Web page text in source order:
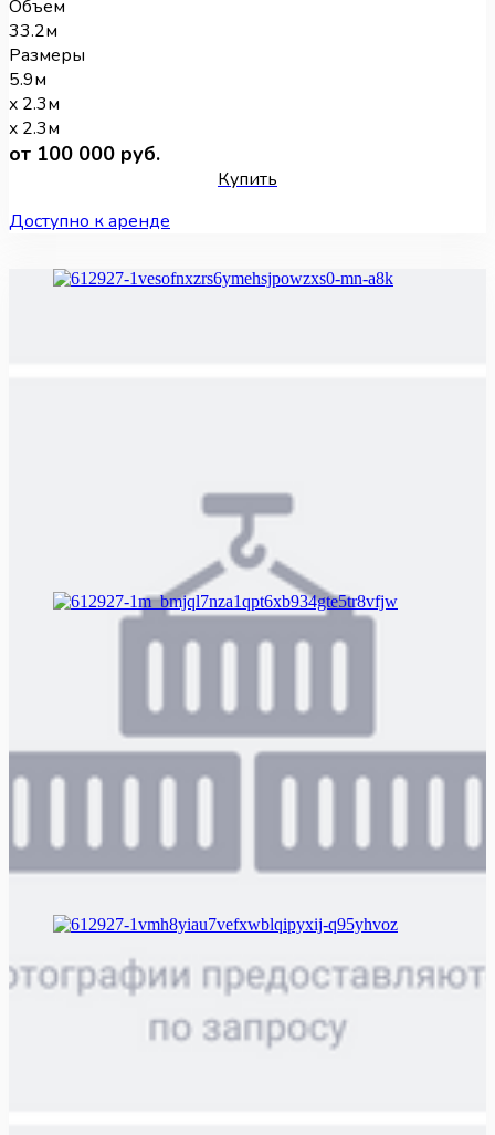
Объем
33.2м
Размеры
5.9м
x 2.3м
x 2.3м
от 100 000 руб.
Купить
Доступно к аренде